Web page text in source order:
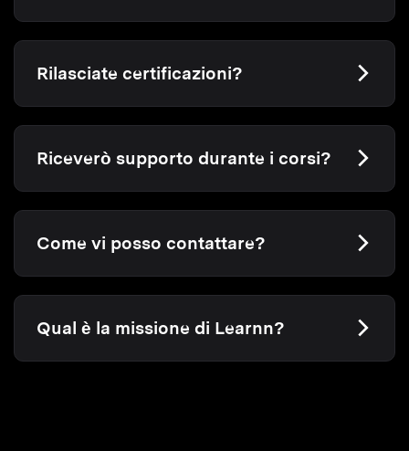
Rilasciate certificazioni?
Riceverò supporto durante i corsi?
Come vi posso contattare?
Qual è la missione di Learnn?